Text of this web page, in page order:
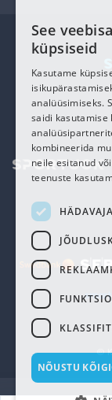
©
See
küpsiseid
Kasutame
analüüsimiseks.
saidi kasutamise
kombineerida
neile esitanud
teenuste
NÕUSTU